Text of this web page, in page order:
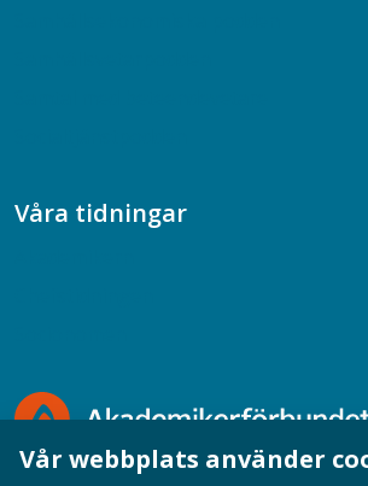
Våra tidningar
Vår webbplats använder